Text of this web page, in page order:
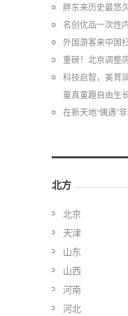
胖东来历史最悠
名创优品一次性
外国游客来中国
重磅！北京调整
科技启智，美育
童真童趣自由生
在新天地“偶遇”
北方
北京
天津
山东
山西
河南
河北